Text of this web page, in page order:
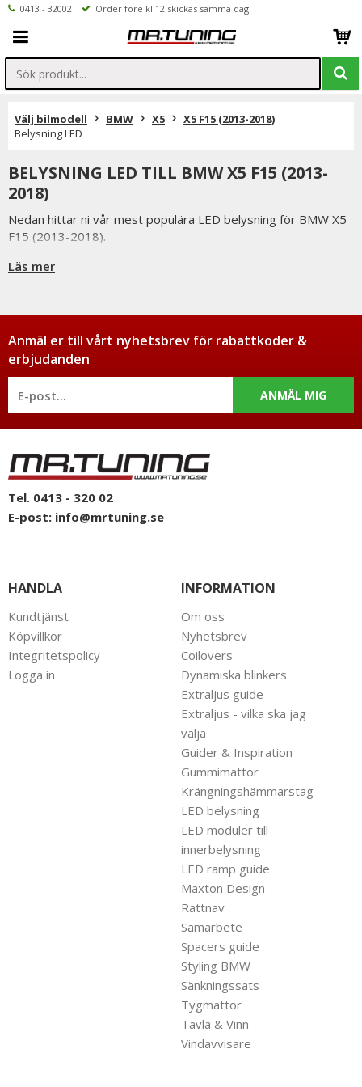
0413 - 32002 Order före kl 12 skickas samma dag
Välj bilmodell BMW X5
X5 F15 (2013-2018)
Belysning LED
BELYSNING LED TILL BMW X5 F15 (2013-
2018)
Nedan hittar ni vår mest populära LED belysning för BMW X5
F15 (2013-2018).
Är det något ni undrar över eller saknar i vårt sortiment ser vi
info@mrtuning.se
Läs mer
Anmäl er till vårt nyhetsbrev för rabattkoder &
erbjudanden
ANMÄL MIG
Tel. 0413 - 320 02
E-post: info@mrtuning.se
HANDLA
Kundtjänst
Köpvillkor
Integritetspolicy
Logga in
INFORMATION
Om oss
Nyhetsbrev
Coilovers
Dynamiska blinkers
Extraljus guide
Extraljus - vilka ska jag
välja
Guider & Inspiration
Gummimattor
Krängningshämmarstag
LED belysning
LED moduler till
innerbelysning
LED ramp guide
Maxton Design
Rattnav
Samarbete
Spacers guide
Styling BMW
Sänkningssats
Tygmattor
Tävla & Vinn
Vindavvisare